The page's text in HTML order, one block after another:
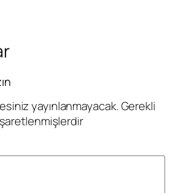
yayınlanmayacak.Gerekli